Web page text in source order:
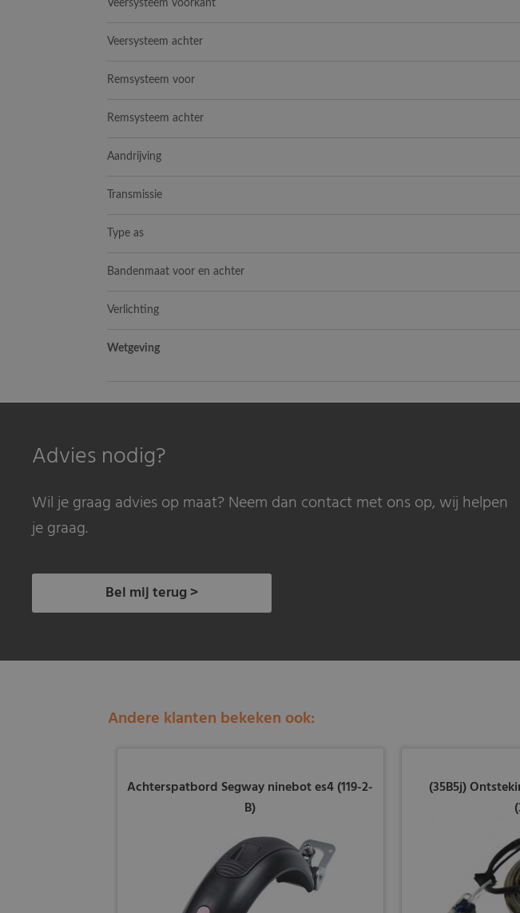
Veersysteem voorkant
Veersysteem achter
Remsysteem voor
Remsysteem achter
Aandrijving
Transmissie
Type as
Bandenmaat voor en achter
Verlichting
Wetgeving
Advies nodig?
Wil je graag advies op maat? Neem dan contact met ons op, wij helpen
je graag.
Bel mij terug >
Andere klanten bekeken ook:
Achterspatbord Segway ninebot es4 (119-2-
B)
(35B5j)